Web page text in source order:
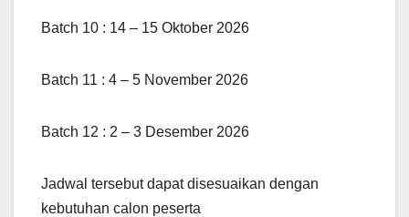
Batch 10 : 14 – 15 Oktober 2026
Batch 11 : 4 – 5 November 2026
Batch 12 : 2 – 3 Desember 2026
Jadwal tersebut dapat disesuaikan dengan
kebutuhan calon peserta